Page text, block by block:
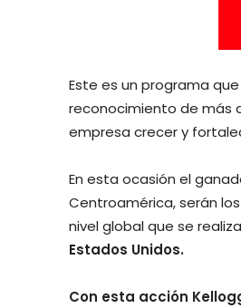
Este es un programa que
reconocimiento de más
empresa crecer y
En esta ocasión el
Centroamérica, serán
nivel global que se
Estados Unidos.
Con esta acción